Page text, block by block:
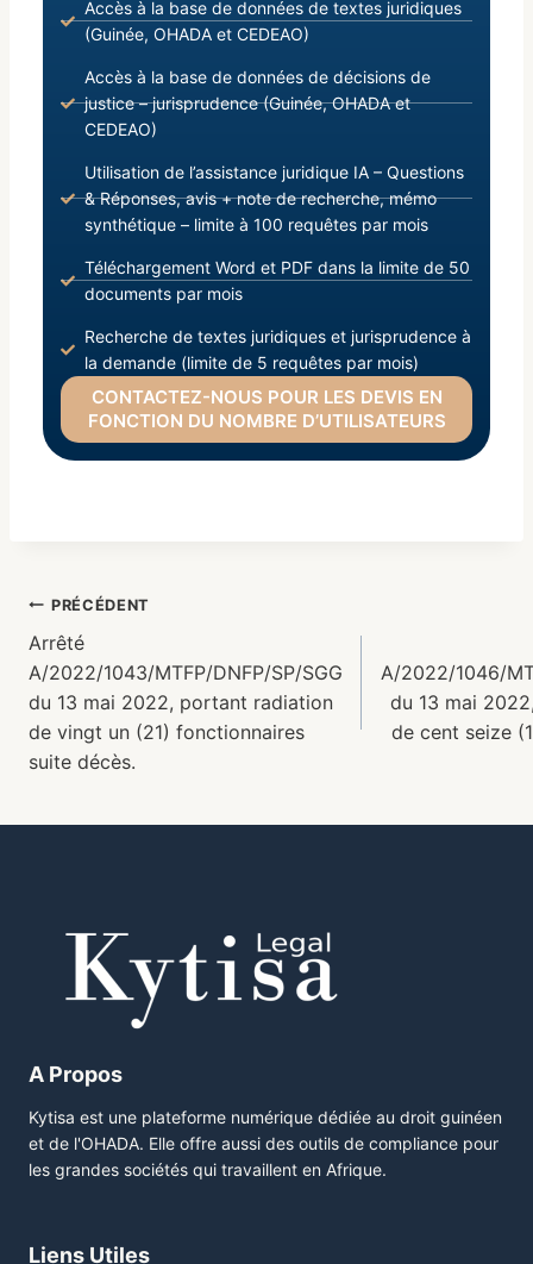
Accès à la base de données de textes juridiques
(Guinée, OHADA et CEDEAO)
Accès à la base de données de décisions de
justice – jurisprudence (Guinée, OHADA et
CEDEAO)
Utilisation de l’assistance juridique IA – Questions
& Réponses, avis + note de recherche, mémo
synthétique – limite à 100 requêtes par mois
Téléchargement Word et PDF dans la limite de 50
documents par mois
Recherche de textes juridiques et jurisprudence à
la demande (limite de 5 requêtes par mois)
CONTACTEZ-NOUS POUR LES DEVIS EN
FONCTION DU NOMBRE D’UTILISATEURS
PRÉCÉDENT
Arrêté
A/2022/1043/MTFP/DNFP/SP/SGG
du 13 mai 2022, portant radiation
de vingt un (21) fonctionnaires
suite décès.
A/2022/1046/
du 13 mai
de cent seize
A Propos
Kytisa est une plateforme numérique dédiée au droit guinéen
et de l'OHADA. Elle offre aussi des outils de compliance pour
les grandes sociétés qui travaillent en Afrique.
Liens Utiles